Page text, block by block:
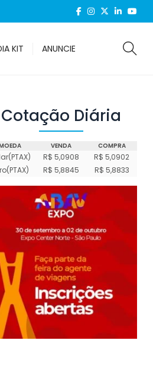
KIT ANUNCIE
Cotação Diária
VENDA COMPRA
R$ 5,0908
R$ 5,0902
R$ 5,8845 R$ 5,8833